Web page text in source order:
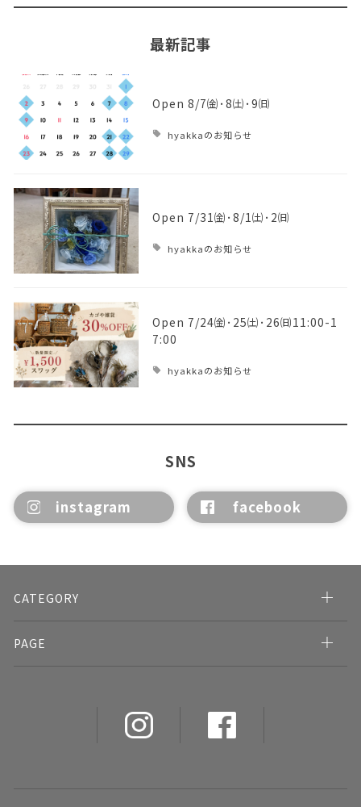
最新記事
Open 8/7㈮･8㈯･9㈰
hyakkaのお知らせ
Open 7/31㈮･8/1㈯･2㈰
hyakkaのお知らせ
Open 7/24㈮･25㈯･26㈰11:00-1
7:00
hyakkaのお知らせ
SNS
instagram facebook
CATEGORY
PAGE